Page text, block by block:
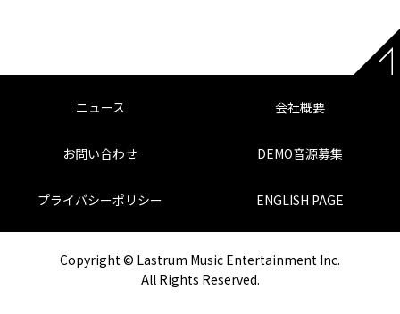
ニュース 会社概要
お問い合わせ DEMO音源募集
プライバシーポリシー ENGLISH PAGE
Copyright © Lastrum Music Entertainment Inc.
All Rights Reserved.